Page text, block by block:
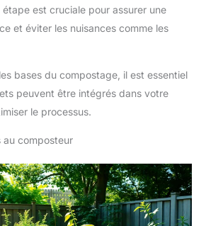
est cruciale pour assurer une
et éviter les nuisances comme les
bases du compostage, il est essentiel
peuvent être intégrés dans votre
le processus.
au composteur